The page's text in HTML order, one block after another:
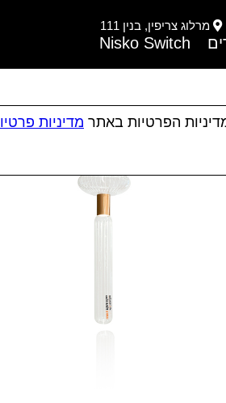
מרלוג צריפין, בנין 111
Nisko Switch
הפרטיות באתר מדיניות